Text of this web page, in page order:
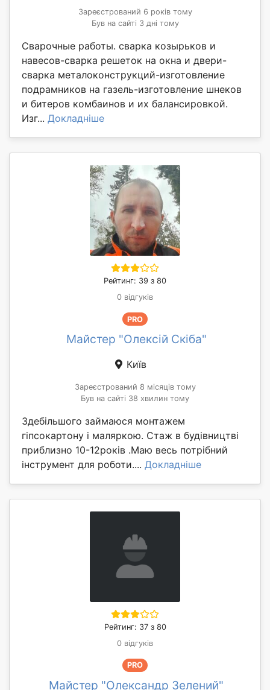
Зареєстрований 6 років тому
Був на сайті 3 дні тому
Сварочные работы. сварка козырьков и
навесов-сварка решеток на окна и двери-
сварка металоконструкций-изготовление
подрамников на газель-изготовление шнеков
и битеров комбаинов и их балансировкой.
Изг... Докладніше
Рейтинг: 39 з 80
0 відгуків
PRO
Майстер "Олексій Скіба"
Київ
Зареєстрований 8 місяців тому
Був на сайті 38 хвилин тому
Здебільшого займаюся монтажем
гіпсокартону і маляркою. Стаж в будівництві
приблизно 10-12років .Маю весь потрібний
інструмент для роботи.... Докладніше
Рейтинг: 37 з 80
0 відгуків
PRO
Майстер "Олександр Зелений"